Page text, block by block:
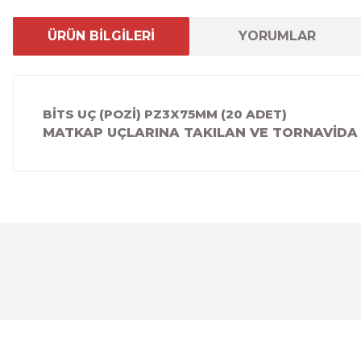
ÜRÜN BİLGİLERİ YORUMLAR
BİTS UÇ (POZİ) PZ3X75MM (20 ADET)
MATKAP UÇLARINA TAKILAN VE